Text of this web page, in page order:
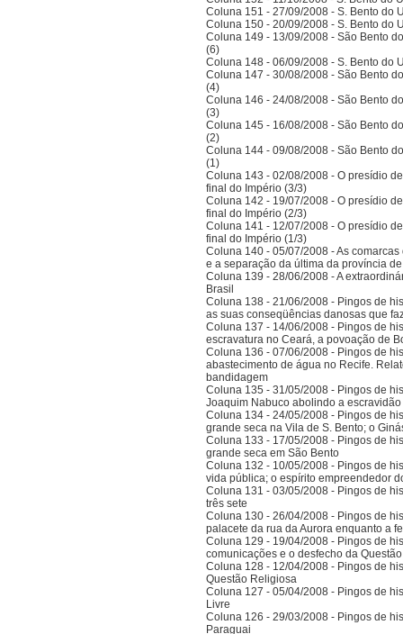
Coluna 151 - 27/09/2008 - S. Bento do
Coluna 150 - 20/09/2008 - S. Bento do
Coluna 149 - 13/09/2008 - São Bento
(6)
Coluna 148 - 06/09/2008 - S. Bento do
Coluna 147 - 30/08/2008 - São Bento
(4)
Coluna 146 - 24/08/2008 - São Bento
(3)
Coluna 145 - 16/08/2008 - São Bento
(2)
Coluna 144 - 09/08/2008 - São Bento
(1)
Coluna 143 - 02/08/2008 - O presídio
final do Império (3/3)
Coluna 142 - 19/07/2008 - O presídio
final do Império (2/3)
Coluna 141 - 12/07/2008 - O presídio
final do Império (1/3)
Coluna 140 - 05/07/2008 - As
e a separação da última da província
Coluna 139 - 28/06/2008 - A
Brasil
Coluna 138 - 21/06/2008 - Pingos de
as suas conseqüências danosas que
Coluna 137 - 14/06/2008 - Pingos de
escravatura no Ceará, a povoação de
Coluna 136 - 07/06/2008 - Pingos de
abastecimento de água no Recife.
bandidagem
Coluna 135 - 31/05/2008 - Pingos de
Joaquim Nabuco abolindo a
Coluna 134 - 24/05/2008 - Pingos de
grande seca na Vila de S. Bento; o
Coluna 133 - 17/05/2008 - Pingos de
grande seca em São Bento
Coluna 132 - 10/05/2008 - Pingos de
vida pública; o espírito empreendedor
Coluna 131 - 03/05/2008 - Pingos de
três sete
Coluna 130 - 26/04/2008 - Pingos de
palacete da rua da Aurora enquanto a
Coluna 129 - 19/04/2008 - Pingos de
comunicações e o desfecho da
Coluna 128 - 12/04/2008 - Pingos de
Questão Religiosa
Coluna 127 - 05/04/2008 - Pingos de
Livre
Coluna 126 - 29/03/2008 - Pingos de
Paraguai